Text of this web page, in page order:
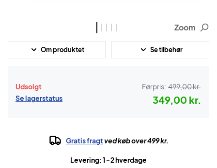
Zoom
Om produktet Se tilbehør
Udsolgt
Se lagerstatus
Førpris: 499,00 kr.
349,00 kr.
Gratis fragtved køb over 499 kr.
Levering: 1-2 hverdage